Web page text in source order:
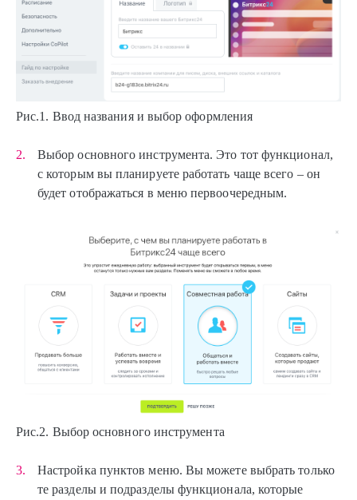
Рис.1. Ввод названия и выбор оформления
Выбор основного инструмента. Это тот функционал,
с которым вы планируете работать чаще всего – он
будет отображаться в меню первоочередным.
Рис.2. Выбор основного инструмента
Настройка пунктов меню. Вы можете выбрать только
те разделы и подразделы функционала, которые